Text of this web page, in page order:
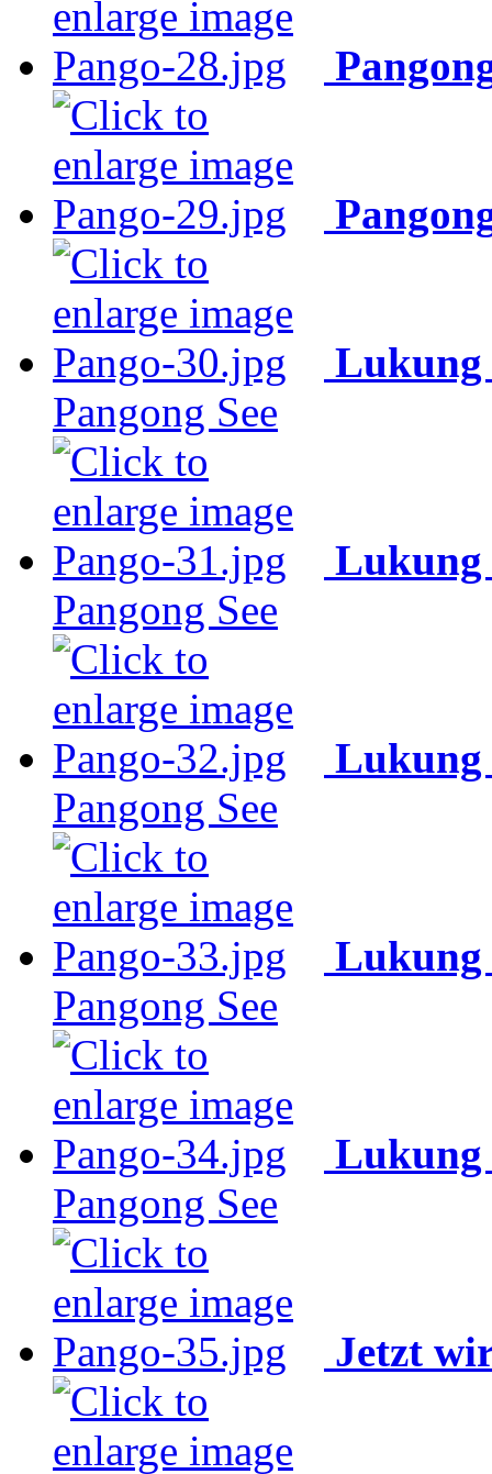
Lukung
Pangong See
Lukung
Pangong See
Lukung
Pangong See
Lukung
Pangong See
Lukung
Pangong See
Jetzt